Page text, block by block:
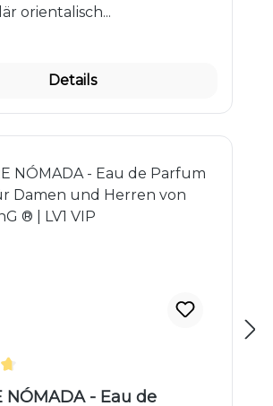
orientalisch...
Details
Bewertung von 4.85 von 5
NÓMADA - Eau de